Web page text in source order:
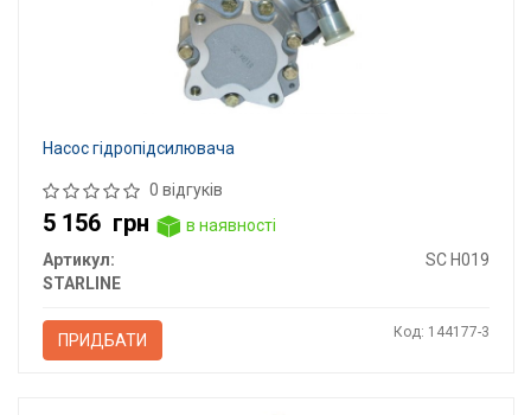
Насос гідропідсилювача
0 відгуків
5 156 грн
в наявності
Артикул:
SC H019
STARLINE
ПРИДБАТИ Код: 144177-3